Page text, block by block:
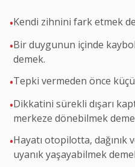
•Kendi zihnini fark etmek
•Bir duygunun içinde
demek.
•Tepki vermeden önce
•Dikkatini sürekli dışarı
merkeze dönebilmek
•Hayatı otopilotta, dağınık
uyanık yaşayabilmek